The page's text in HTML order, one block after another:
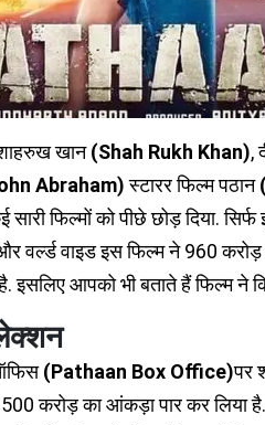
खान(Shah Rukh Khan),
Abraham)स्टारर फिल्म पठान
फिल्मों को पीछे छोड़ दिया. सिर्फ
वर्ल्ड वाइड इस फिल्म ने 960
आपको भी बताते हैं फिल्म ने
(Pathaan Box Office)पर
करोड़ का आंकड़ा पार कर लिया है.